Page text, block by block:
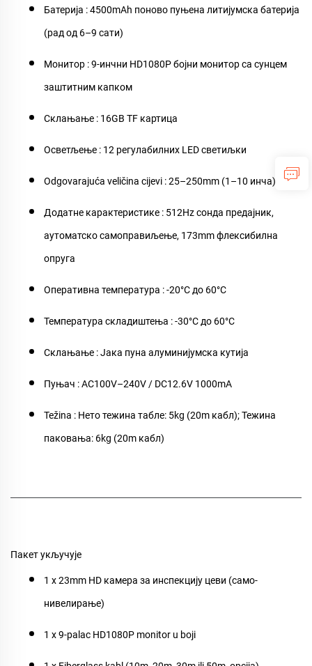
Батерија : 4500mAh поново пуњена литијумска батерија
(рад од 6–9 сати)
Монитор : 9-инчни HD1080P бојни монитор са сунцем
заштитним капком
Склањање : 16GB TF картица
Осветљење : 12 регулабилних LED светиљки
Odgovarajuća veličina cijevi : 25–250mm (1–10 инча)
Додатне карактеристике : 512Hz сонда предајник,
аутоматско самоправиљење, 173mm флексибилна
опруга
Оперативна температура : -20°C до 60°C
Температура складиштења : -30°C до 60°C
Склањање : Јака пуна алуминијумска кутија
Пуњач : AC100V–240V / DC12.6V 1000mA
Težina : Нето тежина табле: 5kg (20m кабл); Тежина
паковања: 6kg (20m кабл)
Пакет укључује
1 x 23mm HD камера за инспекцију цеви (само-
нивелирање)
1 x 9-palac HD1080P monitor u boji